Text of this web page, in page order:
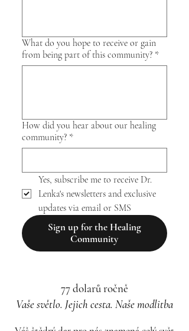
What do you hope to receive or gain
from being part of this community? *
How did you hear about our healing
community? *
Yes, subscribe me to receive Dr.
Lenka's newsletters and exclusive
updates via email or SMS
Sign up for the Healing
Community
77 dolarů ročně
Vaše světlo. Jejich cesta. Naše modlitba